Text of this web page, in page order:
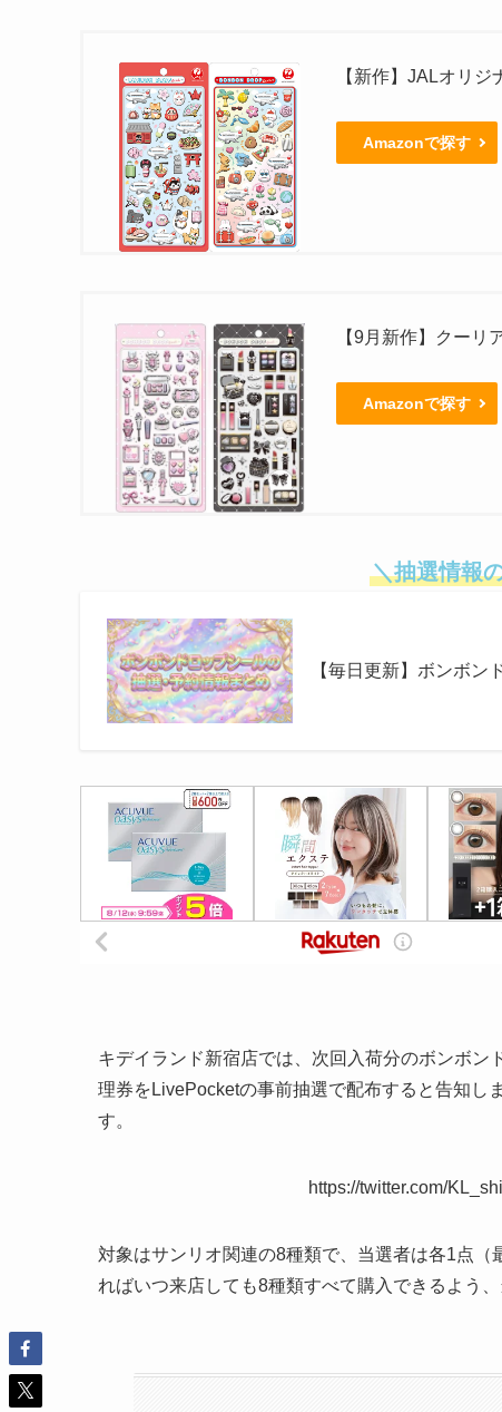
【新作】JALオリ
Amazonで探す
【9月新作】クーリ
Amazonで探す
＼抽選情報
【毎日更新】ボンボン
キデイランド新宿店では、次回入荷分のボンボ
理券をLivePocketの事前抽選で配布すると告知し
す。
https://twitter.com/
対象はサンリオ関連の8種類で、当選者は各1点
ればいつ来店しても8種類すべて購入できるよう